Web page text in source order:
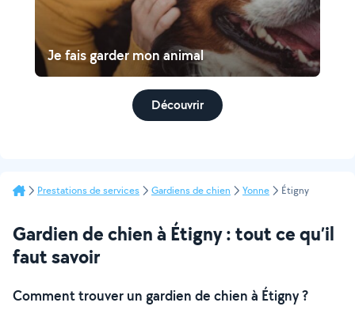
Je fais garder mon animal
Découvrir
Prestations de services Gardiens de chien Yonne Étigny
Gardien de chien à Étigny : tout ce qu’il
faut savoir
Comment trouver un gardien de chien à Étigny ?